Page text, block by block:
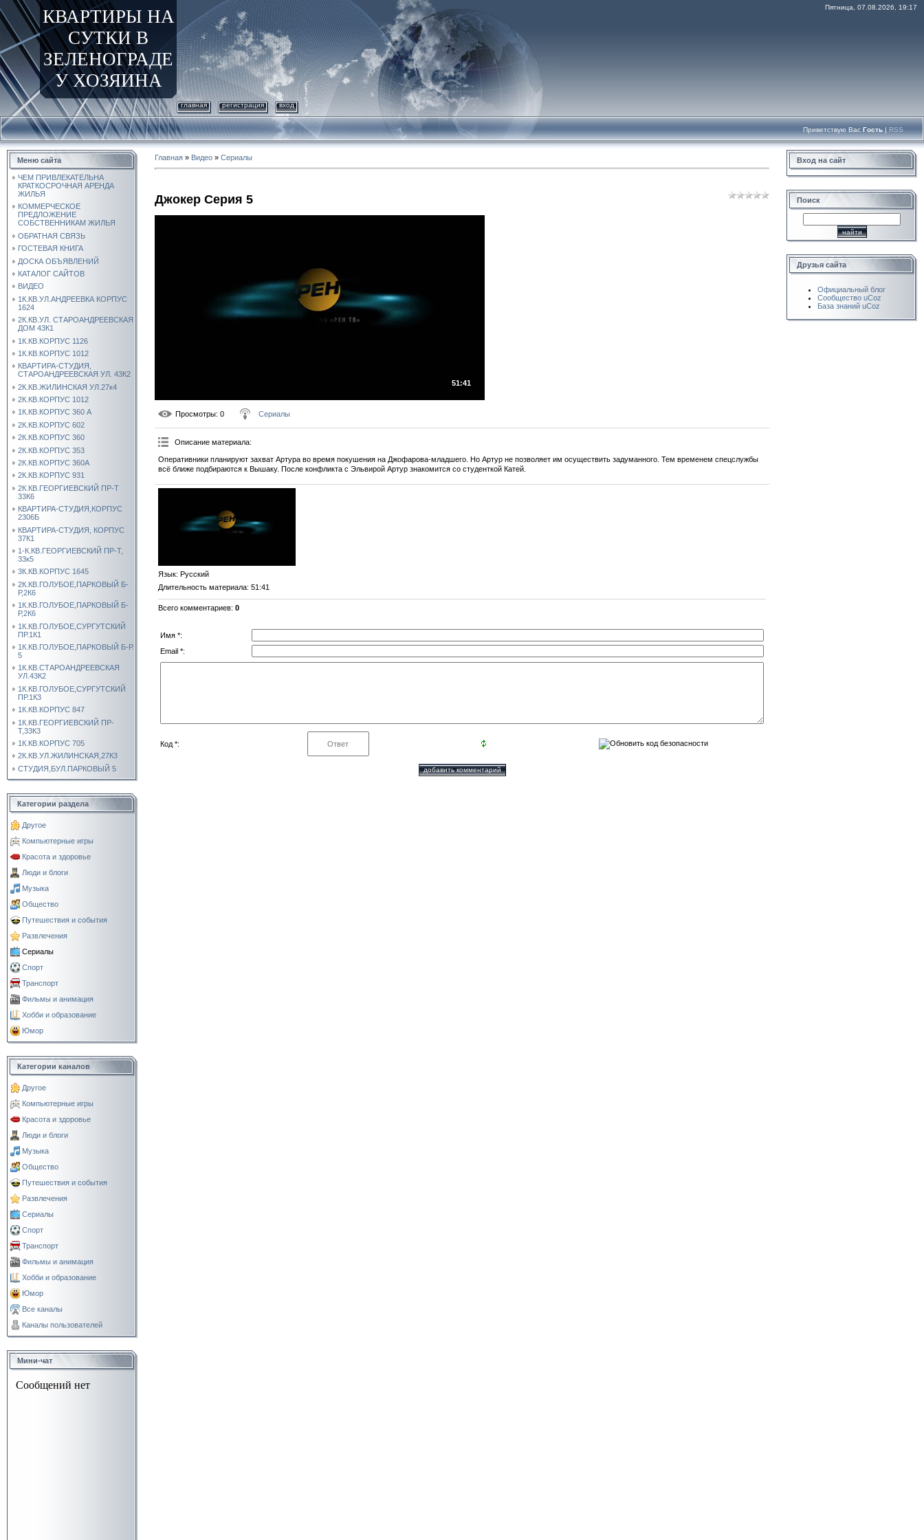
КВАРТИРЫ НА
СУТКИ В
ЗЕЛЕНОГРАДЕ
У ХОЗЯИНА
Пятница, 07.08.2026, 19:17
главная регистрация вход
Приветствую Вас Гость | RSS
Меню сайта
ЧЕМ ПРИВЛЕКАТЕЛЬНА
КРАТКОСРОЧНАЯ АРЕНДА
ЖИЛЬЯ
КОММЕРЧЕСКОЕ
ПРЕДЛОЖЕНИЕ
СОБСТВЕННИКАМ ЖИЛЬЯ
ОБРАТНАЯ СВЯЗЬ
ГОСТЕВАЯ КНИГА
ДОСКА ОБЪЯВЛЕНИЙ
КАТАЛОГ САЙТОВ
ВИДЕО
1К.КВ.УЛ.АНДРЕЕВКА КОРПУС
1624
2К.КВ.УЛ. СТАРОАНДРЕЕВСКАЯ
ДОМ 43К1
1К.КВ.КОРПУС 1126
1К.КВ.КОРПУС 1012
КВАРТИРА-СТУДИЯ,
СТАРОАНДРЕЕВСКАЯ УЛ. 43К2
2К.КВ.ЖИЛИНСКАЯ УЛ.27к4
2К.КВ.КОРПУС 1012
1К.КВ.КОРПУС 360 А
2К.КВ.КОРПУС 602
2К.КВ.КОРПУС 360
2К.КВ.КОРПУС 353
2К.КВ.КОРПУС 360А
2К.КВ.КОРПУС 931
2К.КВ.ГЕОРГИЕВСКИЙ ПР-Т
33К6
КВАРТИРА-СТУДИЯ,КОРПУС
2306Б
КВАРТИРА-СТУДИЯ, КОРПУС
37К1
1-К.КВ.ГЕОРГИЕВСКИЙ ПР-Т,
33к5
3К.КВ.КОРПУС 1645
2К.КВ.ГОЛУБОЕ,ПАРКОВЫЙ Б-
Р,2К6
1К.КВ.ГОЛУБОЕ,ПАРКОВЫЙ Б-
Р,2К6
1К.КВ.ГОЛУБОЕ,СУРГУТСКИЙ
ПР.1К1
1К.КВ.ГОЛУБОЕ,ПАРКОВЫЙ Б-Р.
5
1К.КВ.СТАРОАНДРЕЕВСКАЯ
УЛ.43К2
1К.КВ.ГОЛУБОЕ,СУРГУТСКИЙ
ПР.1К3
1К.КВ.КОРПУС 847
1К.КВ.ГЕОРГИЕВСКИЙ ПР-
Т,33К3
1К.КВ.КОРПУС 705
2К.КВ.УЛ.ЖИЛИНСКАЯ,27К3
СТУДИЯ,БУЛ.ПАРКОВЫЙ 5
Категории раздела
Другое
Компьютерные игры
Красота и здоровье
Люди и блоги
Музыка
Общество
Путешествия и события
Развлечения
Сериалы
Спорт
Транспорт
Фильмы и анимация
Хобби и образование
Юмор
Категории каналов
Другое
Компьютерные игры
Красота и здоровье
Люди и блоги
Музыка
Общество
Путешествия и события
Развлечения
Сериалы
Спорт
Транспорт
Фильмы и анимация
Хобби и образование
Юмор
Все каналы
Каналы пользователей
Мини-чат
Главная » Видео » Сериалы
Джокер Серия 5
51:41
Просмотры: 0 Сериалы
Описание материала:
Оперативники планируют захват Артура во время покушения на Джофарова-младшего. Но Артур не позволяет им осуществить задуманного. Тем временем спецслужбы
всё ближе подбираются к Вышаку. После конфликта с Эльвирой Артур знакомится со студенткой Катей.
Язык: Русский
Длительность материала: 51:41
Всего комментариев: 0
Имя *:
Email *:
Код *:
Вход на сайт
Поиск
Друзья сайта
Официальный блог
Сообщество uCoz
База знаний uCoz